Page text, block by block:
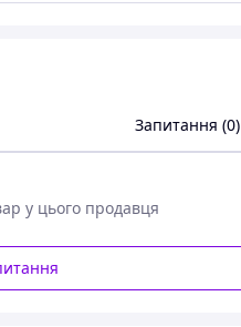
Запитання (0)
у цього продавця